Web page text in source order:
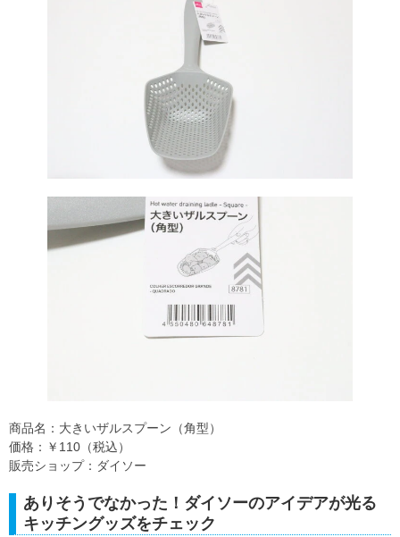
商品名：大きいザルスプーン（角型）
価格：￥110（税込）
販売ショップ：ダイソー
ありそうでなかった！ダイソーのアイデアが光る
キッチングッズをチェック